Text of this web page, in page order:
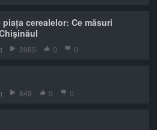
cerealelor: Ce măsuri
3985 0 0
849 0 0